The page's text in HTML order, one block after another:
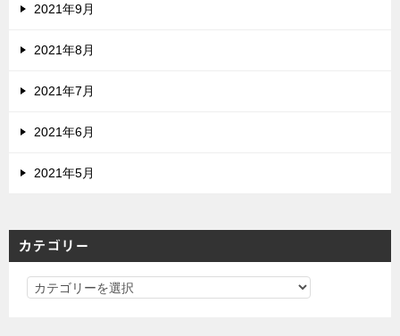
2021年9月
2021年8月
2021年7月
2021年6月
2021年5月
カテゴリー
カ